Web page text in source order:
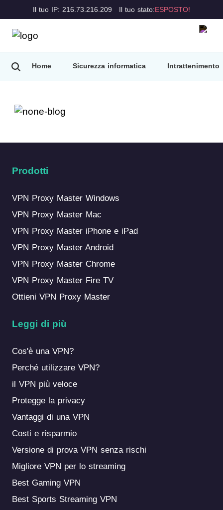
Il tuo IP: 216.73.216.209 Il tuo stato:ESPOSTO!
Home Sicurezza informatica Intrattenimento
Prodotti
VPN Proxy Master Windows
VPN Proxy Master Mac
VPN Proxy Master iPhone e iPad
VPN Proxy Master Android
VPN Proxy Master Chrome
VPN Proxy Master Fire TV
Ottieni VPN Proxy Master
Leggi di più
Cos'è una VPN?
Perché utilizzare VPN?
il VPN più veloce
Protegge la privacy
Vantaggi di una VPN
Costi e risparmio
Versione di prova VPN senza rischi
Migliore VPN per lo streaming
Best Gaming VPN
Best Sports Streaming VPN